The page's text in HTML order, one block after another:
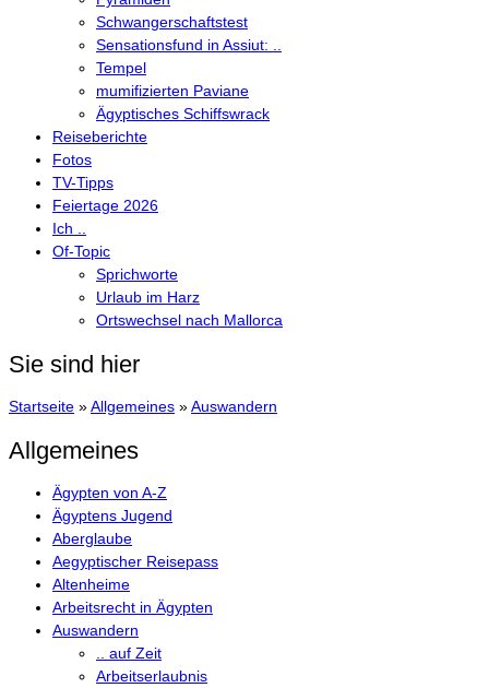
Schwangerschaftstest
Sensationsfund in Assiut: ..
Tempel
mumifizierten Paviane
Ägyptisches Schiffswrack
Reiseberichte
Fotos
TV-Tipps
Feiertage 2026
Ich ..
Of-Topic
Sprichworte
Urlaub im Harz
Ortswechsel nach Mallorca
Sie sind hier
Startseite »Allgemeines »Auswandern
Allgemeines
Ägypten von A-Z
Ägyptens Jugend
Aberglaube
Aegyptischer Reisepass
Altenheime
Arbeitsrecht in Ägypten
Auswandern
.. auf Zeit
Arbeitserlaubnis